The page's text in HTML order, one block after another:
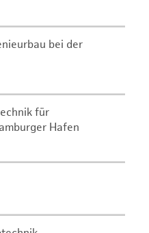
bei der
für
Hafen